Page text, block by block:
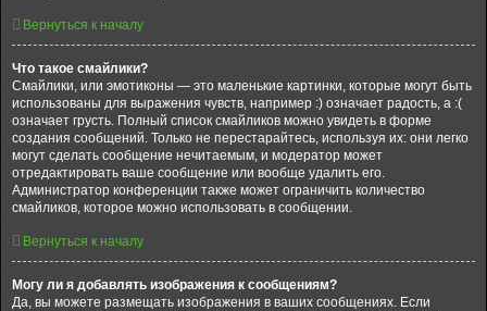
Вернуться к началу
Что такое смайлики?
Смайлики, или эмотиконы — это маленькие картинки, которые могут быть
использованы для выражения чувств, например :) означает радость, а :(
означает грусть. Полный список смайликов можно увидеть в форме
создания сообщений. Только не перестарайтесь, используя их: они легко
могут сделать сообщение нечитаемым, и модератор может
отредактировать ваше сообщение или вообще удалить его.
Администратор конференции также может ограничить количество
смайликов, которое можно использовать в сообщении.
Вернуться к началу
Могу ли я добавлять изображения к сообщениям?
Да, вы можете размещать изображения в ваших сообщениях. Если